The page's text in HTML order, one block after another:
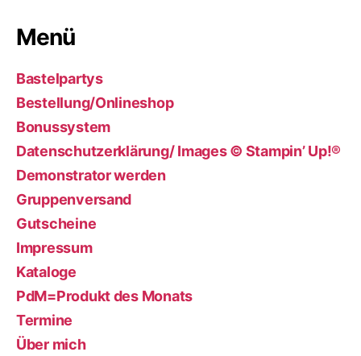
Menü
Bastelpartys
Bestellung/Onlineshop
Bonussystem
Datenschutzerklärung/ Images © Stampin’ Up!®
Demonstrator werden
Gruppenversand
Gutscheine
Impressum
Kataloge
PdM=Produkt des Monats
Termine
Über mich